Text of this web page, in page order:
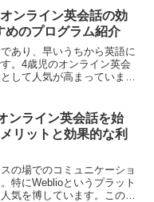
ンライン英会話の効
めのプログラム紹介
あり、早いうちから英語に
。4歳児のオンライン英会
して人気が高まっていま
ンライン英会話を始
リットと効果的な利
の場でのコミュニケーショ
特にWeblioというプラット
気を博しています。この記